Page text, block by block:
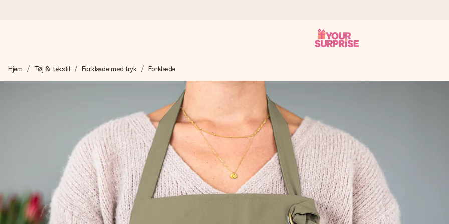
Vi laver din gave med omhu og sender den lynhurtigt – så du kan give den på det helt rette tidspunkt, når den betyder allermest.
4,7 (baseret på +15.000 anmeldelser)
Vores gaver inspirerer. Kunderne giver os 4,7 på Google Reviews.
Gratis kort med hilsen
Lav noget særligt i blot få trin – med hendes navn, et billede af dig eller en besked, der går lige i hendes hjerte. Intet besvær
Hjem Tøj & tekstil Forklæde med tryk Forklæde